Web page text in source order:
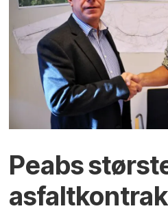
Peabs